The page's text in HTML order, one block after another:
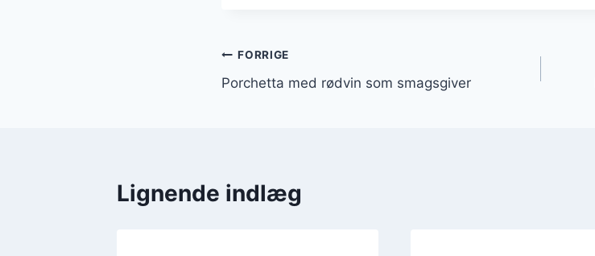
Indlægsnavigation
FORRIGE
Porchetta med rødvin som smagsgiver
Lignende indlæg